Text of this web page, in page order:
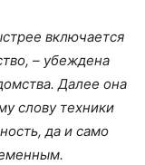
включается
– убеждена
Далее она
слову техники
да и само